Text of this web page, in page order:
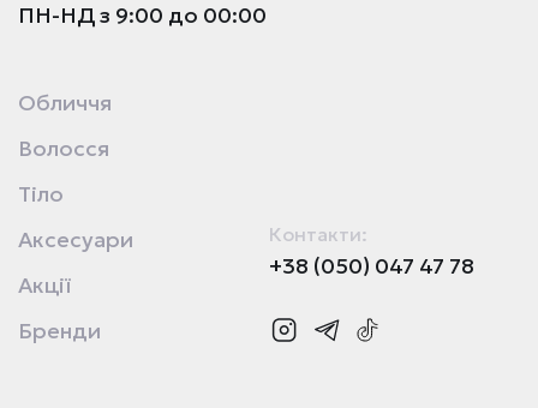
ПН-НД з 9:00 до 00:00
Контакти:
+38 (050) 047 47 78
Обличчя
Волосся
Тіло
Аксесуари
Акції
Бренди